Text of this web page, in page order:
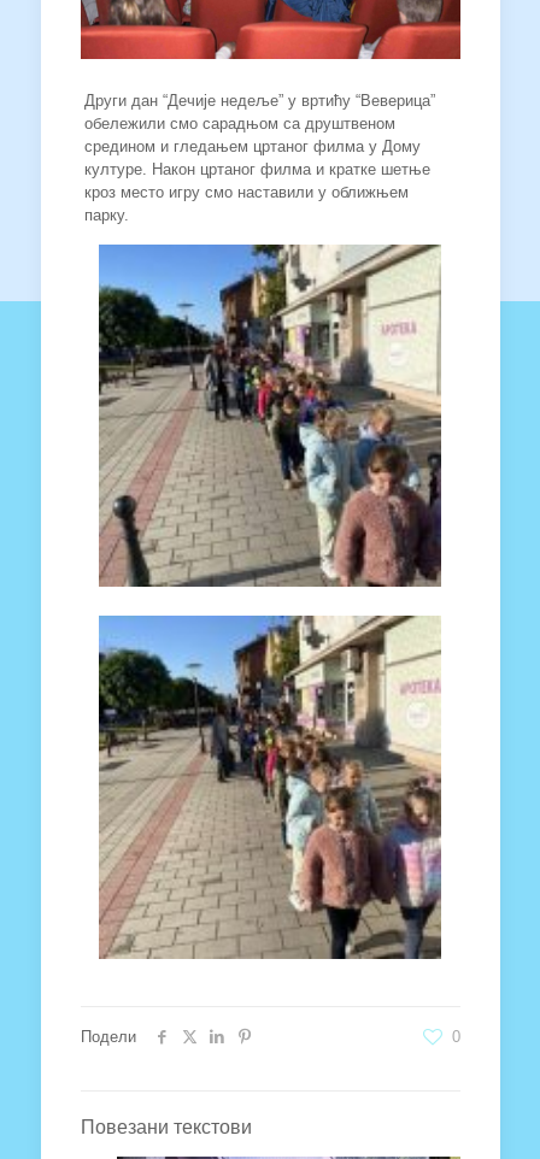
Други дан “Дечије недеље” у вртићу “Веверица”
обележили смо сарадњом са друштвеном
средином и гледањем цртаног филма у Дому
културе. Након цртаног филма и кратке шетње
кроз место игру смо наставили у оближњем
парку.
Подели 0
Повезани текстови